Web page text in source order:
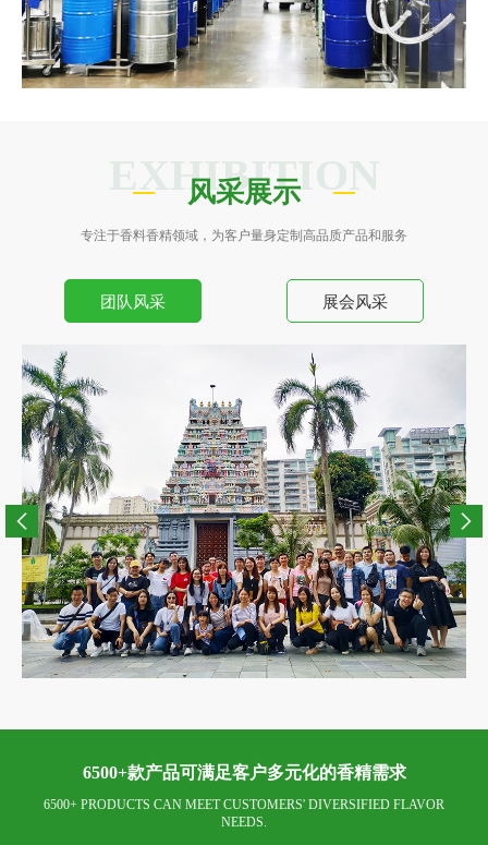
EXHIBITION
风采展示
专注于香料香精领域，为客户量身定制高品质产品和服务
团队风采 展会风采
6500+款产品可满足客户多元化的香精需求
6500+ PRODUCTS CAN MEET CUSTOMERS' DIVERSIFIED FLAVOR
NEEDS.